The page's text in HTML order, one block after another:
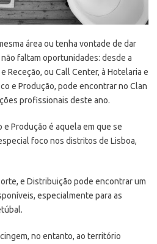
área ou tenha vontade de dar
faltam oportunidades: desde a
Receção, ou Call Center, à Hotelaria e
e Produção, pode encontrar no Clan
profissionais deste ano.
e Produção é aquela em que se
foco nos distritos de Lisboa,
e Distribuição pode encontrar um
especialmente para as
no entanto, ao território